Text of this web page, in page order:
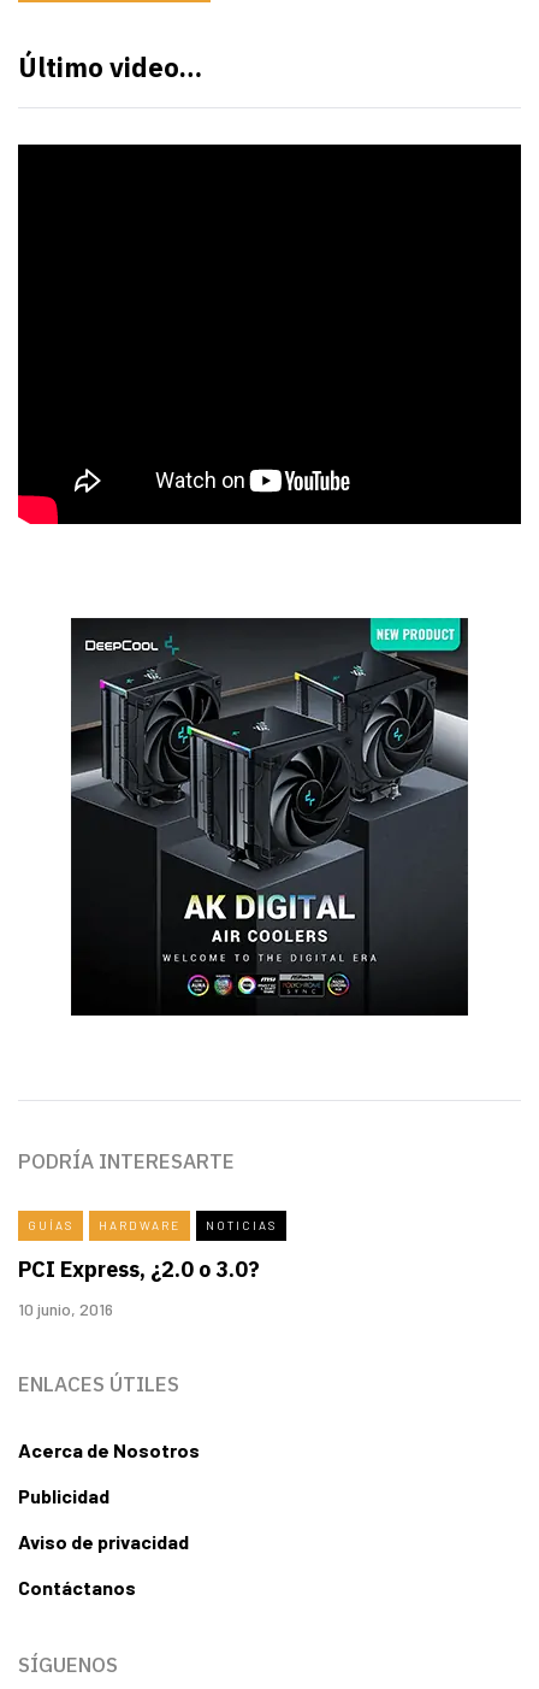
Último video…
PODRÍA INTERESARTE
GUÍAS HARDWARE NOTICIAS
PCI Express, ¿2.0 o 3.0?
10 junio, 2016
ENLACES ÚTILES
Acerca de Nosotros
Publicidad
Aviso de privacidad
Contáctanos
SÍGUENOS